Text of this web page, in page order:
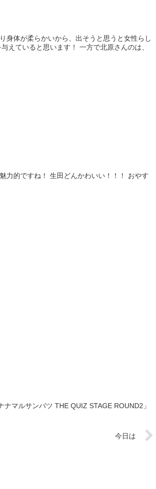
身体が柔らかいから、出そうと思うと女性らし
えていると思います！ 一方で北原さんのは、
力的ですね！ 生田どんかわいい！！！ おやす
マルサンバツ THE QUIZ STAGE ROUND2」
今日は